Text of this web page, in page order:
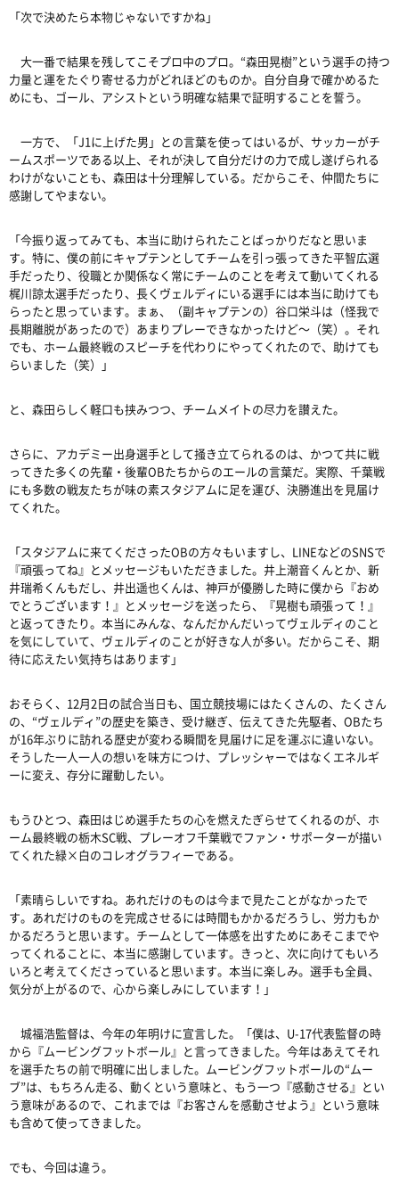
「次で決めたら本物じゃないですかね」
大一番で結果を残してこそプロ中のプロ。 “森田晃樹”という選手の持つ
力量と運をたぐり寄せる力がどれほどのものか。自分自身で確かめるた
めにも、ゴール、アシストという明確な結果で証明することを誓う。
一方で、「 J1に上げた男」との言葉を使ってはいるが、サッカーがチ
ームスポーツである以上、それが決して自分だけの力で成し遂げられる
わけがないことも、森田は十分理解している。だからこそ、仲間たちに
感謝してやまない。
「今振り返ってみても、本当に助けられたことばっかりだなと思いま
す。特に、僕の前にキャプテンとしてチームを引っ張ってきた平智広選
手だったり、役職とか関係なく常にチームのことを考えて動いてくれる
梶川諒太選手だったり、長くヴェルディにいる選手には本当に助けても
らったと思っています。まぁ、（副キャプテンの）谷口栄斗は（怪我で
長期離脱があったので）あまりプレーできなかったけど〜（笑）。それ
でも、ホーム最終戦のスピーチを代わりにやってくれたので、助けても
らいました（笑）」
と、森田らしく軽口も挟みつつ、チームメイトの尽力を讃えた。
さらに、アカデミー出身選手として掻き立てられるのは、かつて共に戦
ってきた多くの先輩・後輩OBたちからのエールの言葉だ。実際、千葉戦
にも多数の戦友たちが味の素スタジアムに足を運び、決勝進出を見届け
てくれた。
「スタジアムに来てくださったOBの方々もいますし、 LINEなどのSNSで
『頑張ってね』とメッセージもいただきました。井上潮音くんとか、新
井瑞希くんもだし、井出遥也くんは、神戸が優勝した時に僕から『おめ
でとうございます！』とメッセージを送ったら、『晃樹も頑張って！』
と返ってきたり。本当にみんな、なんだかんだいってヴェルディのこと
を気にしていて、ヴェルディのことが好きな人が多い。だからこそ、期
待に応えたい気持ちはあります」
おそらく、 12月2日の試合当日も、国立競技場にはたくさんの、たくさん
の、 “ヴェルディ ”の歴史を築き、受け継ぎ、伝えてきた先駆者、 OBたち
が16年ぶりに訪れる歴史が変わる瞬間を見届けに足を運ぶに違いない。
そうした一人一人の想いを味方につけ、プレッシャーではなくエネルギ
ーに変え、存分に躍動したい。
もうひとつ、森田はじめ選手たちの心を燃えたぎらせてくれるのが、ホ
ーム最終戦の栃木SC戦、プレーオフ千葉戦でファン・サポーターが描い
てくれた緑× 白のコレオグラフィーである。
「素晴らしいですね。あれだけのものは今まで見たことがなかったで
す。あれだけのものを完成させるには時間もかかるだろうし、労力もか
かるだろうと思います。チームとして一体感を出すためにあそこまでや
ってくれることに、本当に感謝しています。きっと、次に向けてもいろ
いろと考えてくださっていると思います。本当に楽しみ。選手も全員、
気分が上がるので、心から楽しみにしています！」
城福浩監督は、今年の年明けに宣言した。「僕は、 U-17代表監督の時
から『ムービングフットボール』と言ってきました。今年はあえてそれ
を選手たちの前で明確に出しました。ムービングフットボールの“ ムー
ブ”は、もちろん走る、動くという意味と、もう一つ『感動させる』とい
う意味があるので、これまでは『お客さんを感動させよう』という意味
も含めて使ってきました。
でも、今回は違う。